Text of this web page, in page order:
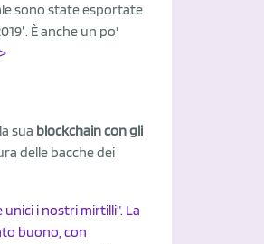
sono state esportate
È anche un po'
sua blockchain con gli
delle bacche dei
i nostri mirtilli”. La
buono, con